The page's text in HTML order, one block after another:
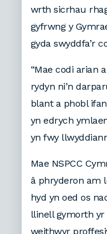
wrth sicrhau
gyfrwng y
gyda swyddfa’r
“Mae codi arian
rydyn ni’n
blant a phobl
yn edrych
yn fwy
Mae NSPCC
â phryderon am
hyd yn oed os
llinell gymorth yr
weithwyr